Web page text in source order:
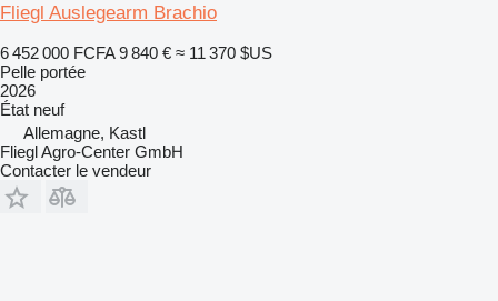
Fliegl Auslegearm Brachio
6 452 000 FCFA 9 840 € ≈ 11 370 $US
Pelle portée
2026
État neuf
Allemagne, Kastl
Fliegl Agro-Center GmbH
Contacter le vendeur